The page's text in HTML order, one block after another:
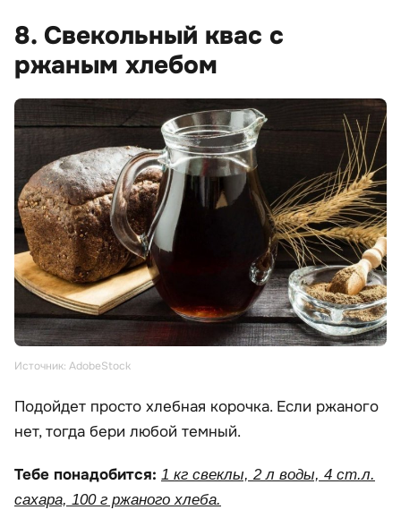
8. Свекольный квас с
ржаным хлебом
Источник: AdobeStock
Подойдет просто хлебная корочка. Если ржаного
нет, тогда бери любой темный.
Тебе понадобится: 1 кг свеклы, 2 л воды, 4 ст.л.
сахара, 100 г ржаного хлеба.